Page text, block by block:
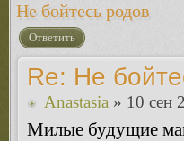
Не бойтесь родов
Ответить
Re: Не
Anastasia » 10 сен
Милые будущие